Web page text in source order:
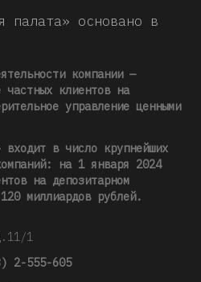
палата» основано в
компании —
частных клиентов на
управление ценными
входит в число крупнейших
на 1 января 2024
на депозитарном
миллиардов рублей.
1
2-555-605